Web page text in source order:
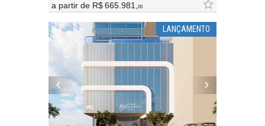
a partir de R$ 665.981,00
LANÇAMENTO